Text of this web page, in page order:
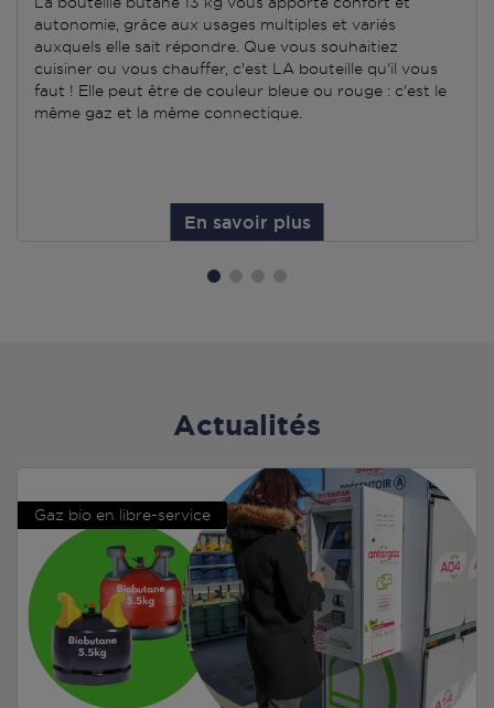
autonomie, grâce aux usages multiples et variés
auxquels elle sait répondre. Que vous souhaitiez
cuisiner ou vous chauffer, c'est LA bouteille qu'il vous
faut ! Elle peut être de couleur bleue ou rouge : c'est le
même gaz et la même connectique.
En savoir plus
Actualités
Gaz bio en libre-service